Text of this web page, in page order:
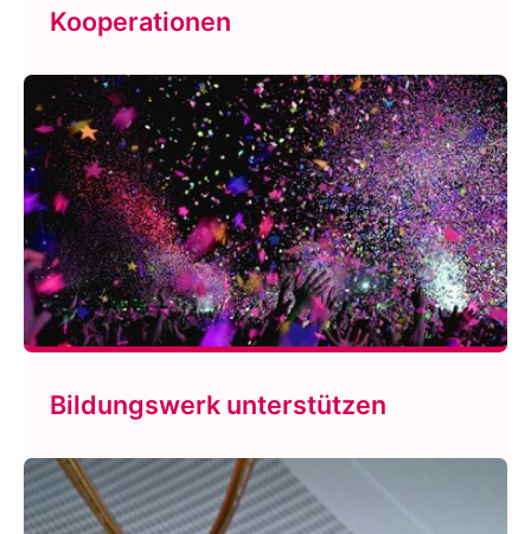
Kooperationen
Bildungswerk unterstützen